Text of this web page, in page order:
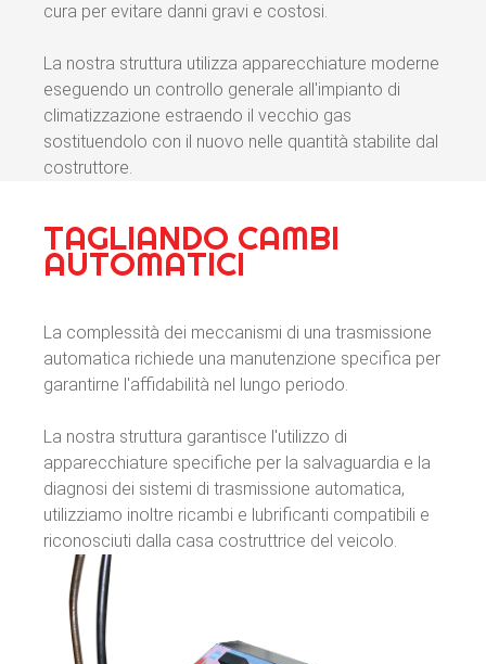
cura per evitare danni gravi e costosi.
La nostra struttura utilizza apparecchiature moderne
eseguendo un controllo generale all'impianto di
climatizzazione estraendo il vecchio gas
sostituendolo con il nuovo nelle quantità stabilite dal
costruttore.
TAGLIANDO CAMBI
AUTOMATICI
La complessità dei meccanismi di una trasmissione
automatica richiede una manutenzione specifica per
garantirne l'affidabilità nel lungo periodo.
La nostra struttura garantisce l'utilizzo di
apparecchiature specifiche per la salvaguardia e la
diagnosi dei sistemi di trasmissione automatica,
utilizziamo inoltre ricambi e lubrificanti compatibili e
riconosciuti dalla casa costruttrice del veicolo.